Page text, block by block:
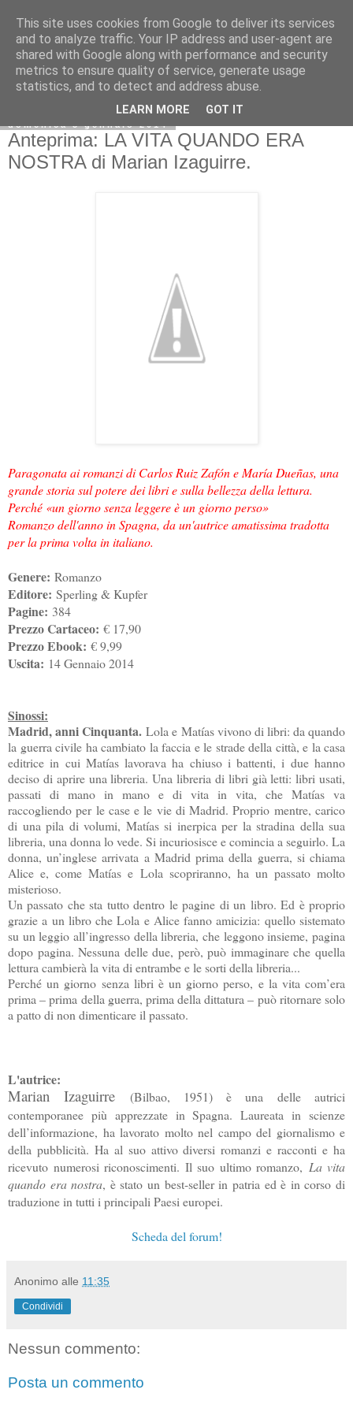
domenica 5 gennaio 2014
Anteprima: LA VITA QUANDO ERA
NOSTRA di Marian Izaguirre.
Paragonata ai romanzi di Carlos Ruiz Zafón e María Dueñas, una
grande storia sul potere dei libri e sulla bellezza della lettura.
Perché «un giorno senza leggere è un giorno perso»
Romanzo dell'anno in Spagna, da un'autrice amatissima tradotta
per la prima volta in italiano.
Genere: Romanzo
Editore: Sperling & Kupfer
Pagine: 384
Prezzo Cartaceo: € 17,90
Prezzo Ebook: € 9,99
Uscita: 14 Gennaio 2014
Sinossi:
Madrid, anni Cinquanta. Lola e Matías vivono di libri: da quando
la guerra civile ha cambiato la faccia e le strade della città, e la casa
editrice in cui Matías lavorava ha chiuso i battenti, i due hanno
deciso di aprire una libreria. Una libreria di libri già letti: libri usati,
passati di mano in mano e di vita in vita, che Matías va
raccogliendo per le case e le vie di Madrid. Proprio mentre, carico
di una pila di volumi, Matías si inerpica per la stradina della sua
libreria, una donna lo vede. Si incuriosisce e comincia a seguirlo. La
donna, un’inglese arrivata a Madrid prima della guerra, si chiama
Alice e, come Matías e Lola scopriranno, ha un passato molto
misterioso.
Un passato che sta tutto dentro le pagine di un libro. Ed è proprio
grazie a un libro che Lola e Alice fanno amicizia: quello sistemato
su un leggio all’ingresso della libreria, che leggono insieme, pagina
dopo pagina. Nessuna delle due, però, può immaginare che quella
lettura cambierà la vita di entrambe e le sorti della libreria...
Perché un giorno senza libri è un giorno perso, e la vita com’era
prima – prima della guerra, prima della dittatura – può ritornare solo
a patto di non dimenticare il passato.
L'autrice:
Marian Izaguirre
(Bilbao, 1951) è una delle autrici
contemporanee più apprezzate in Spagna. Laureata in scienze
dell’informazione, ha lavorato molto nel campo del giornalismo e
della pubblicità. Ha al suo attivo diversi romanzi e racconti e ha
ricevuto numerosi riconoscimenti. Il suo ultimo romanzo, La vita
quando era nostra, è stato un best-seller in patria ed è in corso di
traduzione in tutti i principali Paesi europei.
Scheda del forum!
Anonimo alle 11:35
Condividi
Nessun commento:
Posta un commento
This site uses cookies from Google to deliver its services
and to analyze traffic. Your IP address and user-agent are
shared with Google along with performance and security
metrics to ensure quality of service, generate usage
statistics, and to detect and address abuse.
LEARN MORE GOT IT